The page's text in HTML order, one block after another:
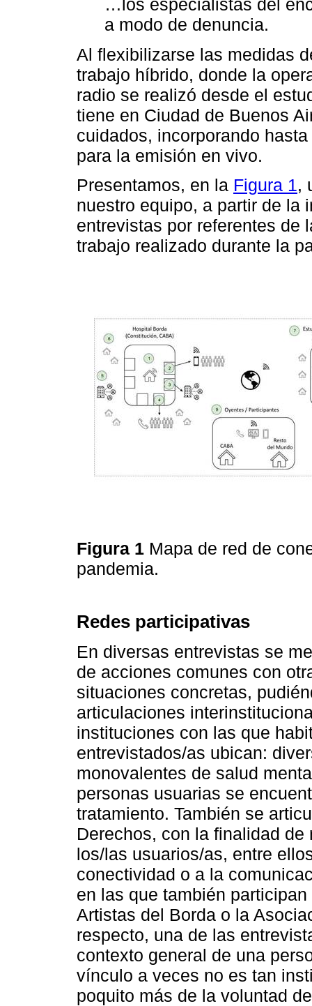
…los especialistas del
a modo de denuncia.
Al flexibilizarse las medidas
trabajo híbrido, donde la
radio se realizó desde el
tiene en Ciudad de Buenos
cuidados, incorporando
para la emisión en vivo.
Presentamos, en la Figura 1,
nuestro equipo, a partir de la
entrevistas por referentes de
trabajo realizado durante la
Figura 1 Mapa de red de
pandemia.
Redes participativas
En diversas entrevistas se
de acciones comunes con
situaciones concretas,
articulaciones
instituciones con las que
entrevistados/as ubican:
monovalentes de salud
personas usuarias se
tratamiento. También se
Derechos, con la finalidad
los/las usuarios/as, entre
conectividad o a la
en las que también
Artistas del Borda o la
respecto, una de las
contexto general de una
vínculo a veces no es tan
poquito más de la voluntad